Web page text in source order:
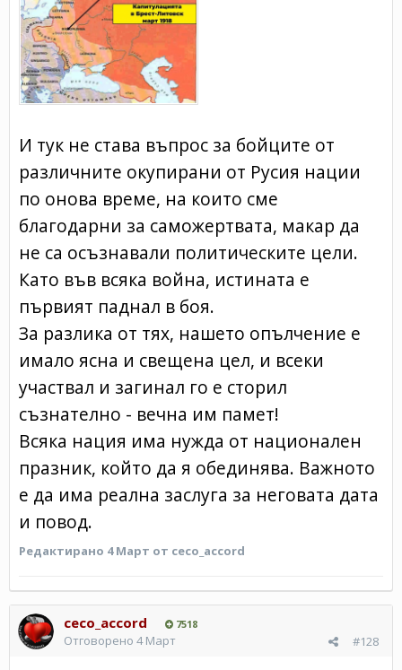
И тук не става въпрос за бойците от
различните окупирани от Русия нации
по онова време, на които сме
благодарни за саможертвата, макар да
не са осъзнавали политическите цели.
Като във всяка война, истината е
първият паднал в боя.
За разлика от тях, нашето опълчение е
имало ясна и свещена цел, и всеки
участвал и загинал го е сторил
съзнателно - вечна им памет!
Всяка нация има нужда от национален
празник, който да я обединява. Важното
е да има реална заслуга за неговата дата
и повод.
Редактирано 4 Март от ceco_accord
ceco_accord 7518
#128
Отговорено 4 Март